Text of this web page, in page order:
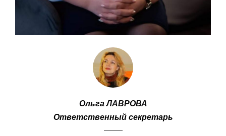
Ольга ЛАВРОВА
Ответственный секретарь